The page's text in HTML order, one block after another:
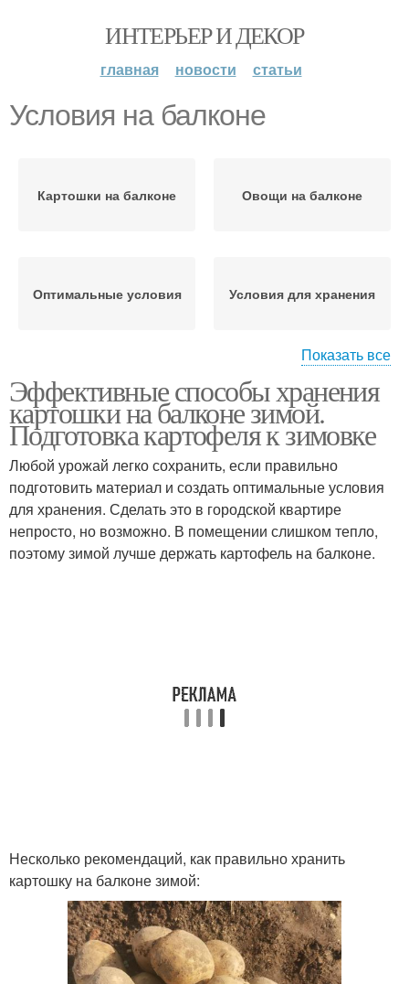
ИНТЕРЬЕР И ДЕКОР
главная новости статьи
Условия на балконе
Картошки на балконе Овощи на балконе
Оптимальные условия Условия для хранения
Картофель на балконе
Хранения в домашних
условиях
Неотапливаемый
балкон
Незастекленный балкон
Показать все
Эффективные способы хранения
картошки на балконе зимой.
Подготовка картофеля к зимовке
Любой урожай легко сохранить, если правильно
подготовить материал и создать оптимальные условия
для хранения. Сделать это в городской квартире
непросто, но возможно. В помещении слишком тепло,
поэтому зимой лучше держать картофель на балконе.
Несколько рекомендаций, как правильно хранить
картошку на балконе зимой: